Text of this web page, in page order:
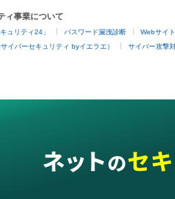
ィ事業について
ュリティ24」 パスワード漏洩診断 Webサイ
イバーセキュリティ byイエラエ） サイバー攻撃